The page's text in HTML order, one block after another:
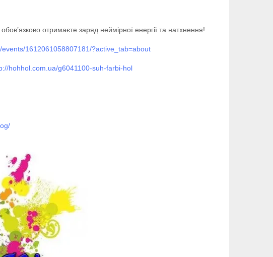
отримаєте заряд неймірної енергії та натхнення!
1612061058807181/?active_tab=about
hohhol.com.ua/g6041100-suh-farbi-hol